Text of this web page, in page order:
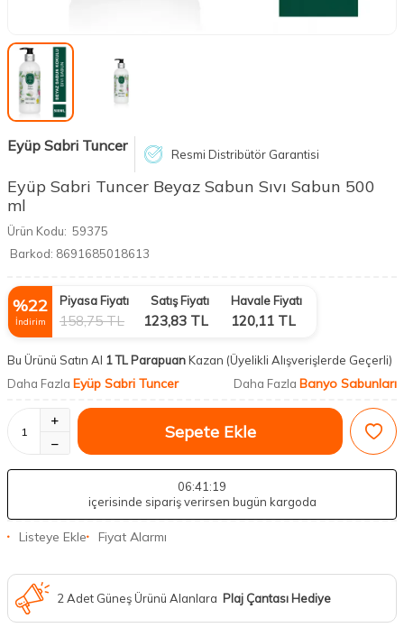
Eyüp Sabri Tuncer Resmi Distribütör Garantisi
Eyüp Sabri Tuncer Beyaz Sabun Sıvı Sabun 500
ml
Ürün Kodu: 59375
Barkod: 8691685018613
%22
İndirim
Piyasa Fiyatı
158,75TL
Satış Fiyatı
123,83 TL
Havale Fiyatı
120,11 TL
Bu Ürünü Satın Al 1 TL ParapuanKazan (Üyelikli Alışverişlerde Geçerli)
Daha Fazla Eyüp Sabri Tuncer Daha Fazla Banyo Sabunları
Sepete Ekle
06:41:19
içerisinde sipariş verirsen bugün kargoda
Listeye Ekle Fiyat Alarmı
2 Adet Güneş Ürünü Alanlara Plaj Çantası Hediye